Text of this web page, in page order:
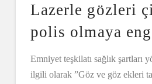
Lazerle gözleri
polis olmaya
Emniyet teşkilatı sağlık şartları
ilgili olarak ”Göz ve göz ekleri